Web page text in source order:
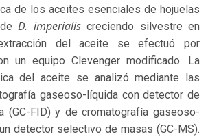
de los aceites esenciales de hojuelas
deD. imperialiscreciendo silvestre en
del aceite se efectuó por
un equipo Clevenger modificado. La
del aceite se analizó mediante las
gaseoso-líquida con detector de
(GC-FID) y de cromatografía gaseoso-
detector selectivo de masas (GC-MS).